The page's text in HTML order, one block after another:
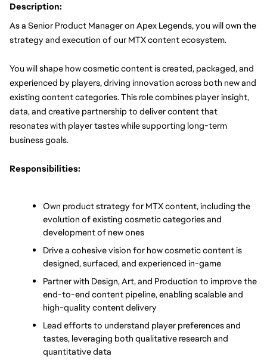
Description:
As a Senior Product Manager on Apex Legends, you will own the
strategy and execution of our MTX content ecosystem.
You will shape how cosmetic content is created, packaged, and
experienced by players, driving innovation across both new and
existing content categories. This role combines player insight,
data, and creative partnership to deliver content that
resonates with player tastes while supporting long-term
business goals.
Responsibilities:
Own product strategy for MTX content, including the
evolution of existing cosmetic categories and
development of new ones
Drive a cohesive vision for how cosmetic content is
designed, surfaced, and experienced in-game
Partner with Design, Art, and Production to improve the
end-to-end content pipeline, enabling scalable and
high-quality content delivery
Lead efforts to understand player preferences and
tastes, leveraging both qualitative research and
quantitative data